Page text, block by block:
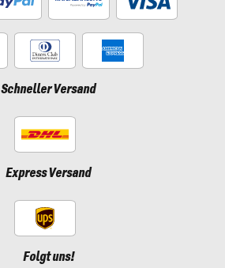
Schneller Versand
Express Versand
Folgt uns!